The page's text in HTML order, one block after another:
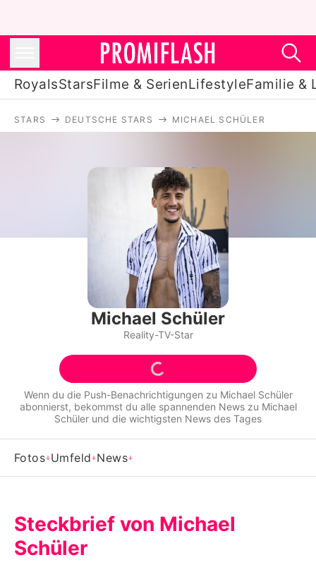
RoyalsStarsFilme & SerienLifestyleFamilie &
Filme & Serien
Lifestyle
Familie & Liebe
Promiflash Exklusiv
Alle Themen auf Promiflash
Jobs
App runterladen
Team
Impressum
Nutzungsbedingungen
STARS DEUTSCHE STARS MICHAEL SCHÜLER
Michael Schüler
Reality-TV-Star
Wenn du die Push-Benachrichtigungen zu Michael Schüler
abonnierst, bekommst du alle spannenden News zu Michael
Schüler und die wichtigsten News des Tages
Fotos Umfeld News
Steckbrief von Michael
Schüler